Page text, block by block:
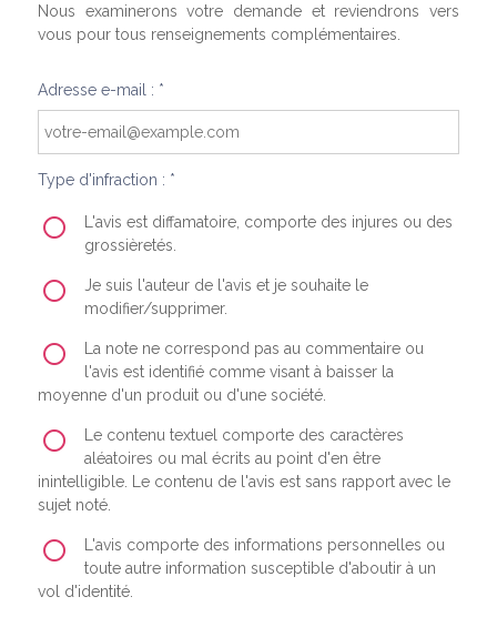
Nous examinerons votre demande et reviendrons vers
vous pour tous renseignements complémentaires.
Adresse e-mail : *
Type d'infraction : *
L'avis est diffamatoire, comporte des injures ou des
grossièretés.
Je suis l'auteur de l'avis et je souhaite le
modifier/supprimer.
La note ne correspond pas au commentaire ou
l'avis est identifié comme visant à baisser la
moyenne d'un produit ou d'une société.
Le contenu textuel comporte des caractères
aléatoires ou mal écrits au point d'en être
inintelligible. Le contenu de l'avis est sans rapport avec le
sujet noté.
L'avis comporte des informations personnelles ou
toute autre information susceptible d'aboutir à un
vol d'identité.